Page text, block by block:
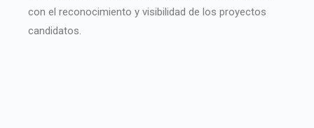
con el reconocimiento y visibilidad de los proyectos
candidatos.